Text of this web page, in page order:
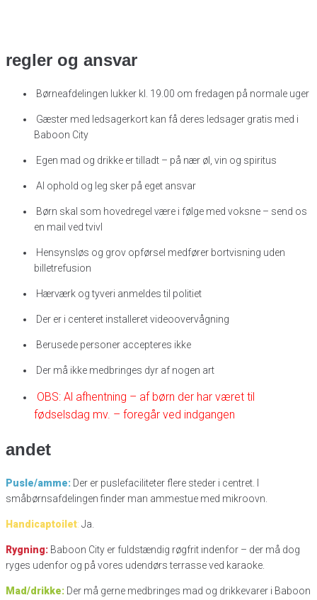
regler og ansvar
Børneafdelingen lukker kl. 19.00 om fredagen på normale uger
Gæster med ledsagerkort kan få deres ledsager gratis med i
Baboon City
Egen mad og drikke er tilladt – på nær øl, vin og spiritus
Al ophold og leg sker på eget ansvar
Børn skal som hovedregel være i følge med voksne – send os
en mail ved tvivl
Hensynsløs og grov opførsel medfører bortvisning uden
billetrefusion
Hærværk og tyveri anmeldes til politiet
Der er i centeret installeret videoovervågning
Berusede personer accepteres ikke
Der må ikke medbringes dyr af nogen art
OBS: Al afhentning – af børn der har været til
fødselsdag mv. – foregår ved indgangen
andet
Pusle/amme: Der er puslefaciliteter flere steder i centret. I
småbørnsafdelingen finder man ammestue med mikroovn.
Handicaptoilet: Ja.
Rygning: Baboon City er fuldstændig røgfrit indenfor – der må dog
ryges udenfor og på vores udendørs terrasse ved karaoke.
Mad/drikke: Der må gerne medbringes mad og drikkevarer i Baboon